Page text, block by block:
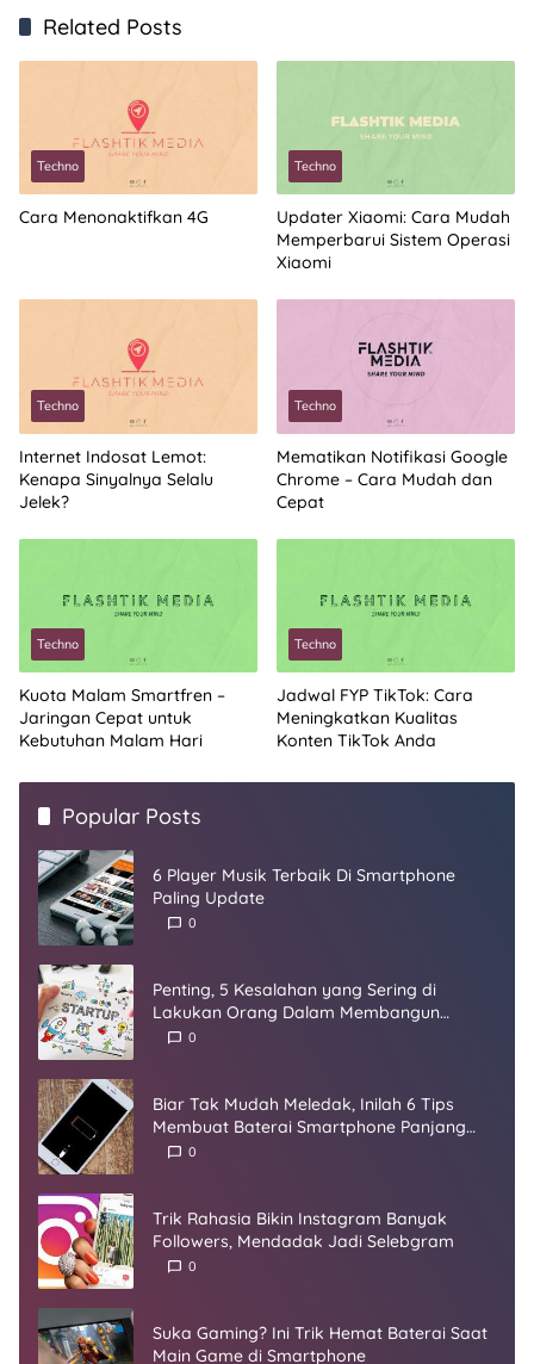
Related Posts
Techno
Cara Menonaktifkan 4G
Techno
Updater Xiaomi: Cara Mudah
Memperbarui Sistem Operasi
Xiaomi
Techno
Internet Indosat Lemot:
Kenapa Sinyalnya Selalu
Jelek?
Techno
Mematikan Notifikasi Google
Chrome – Cara Mudah dan
Cepat
Techno
Kuota Malam Smartfren –
Jaringan Cepat untuk
Kebutuhan Malam Hari
Techno
Jadwal FYP TikTok: Cara
Meningkatkan Kualitas
Konten TikTok Anda
Popular Posts
6 Player Musik Terbaik Di Smartphone
Paling Update
0
Penting, 5 Kesalahan yang Sering di
Lakukan Orang Dalam Membangun
Startup
0
Biar Tak Mudah Meledak, Inilah 6 Tips
Membuat Baterai Smartphone Panjang
Umur
0
Trik Rahasia Bikin Instagram Banyak
Followers, Mendadak Jadi Selebgram
0
Suka Gaming? Ini Trik Hemat Baterai Saat
Main Game di Smartphone